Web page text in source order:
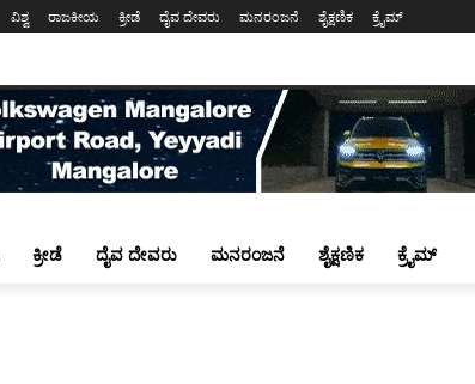
ವಿಶ್ವ ರಾಜಕೀಯ ಕ್ರೀಡೆ ದೈವ ದೇವರು ಮನರಂಜನೆ ಶೈಕ್ಷಣಿಕ ಕ್ರೈಮ್
ಕ್ರೀಡೆ ದೈವ ದೇವರು ಮನರಂಜನೆ ಶೈಕ್ಷಣಿಕ ಕ್ರೈಮ್